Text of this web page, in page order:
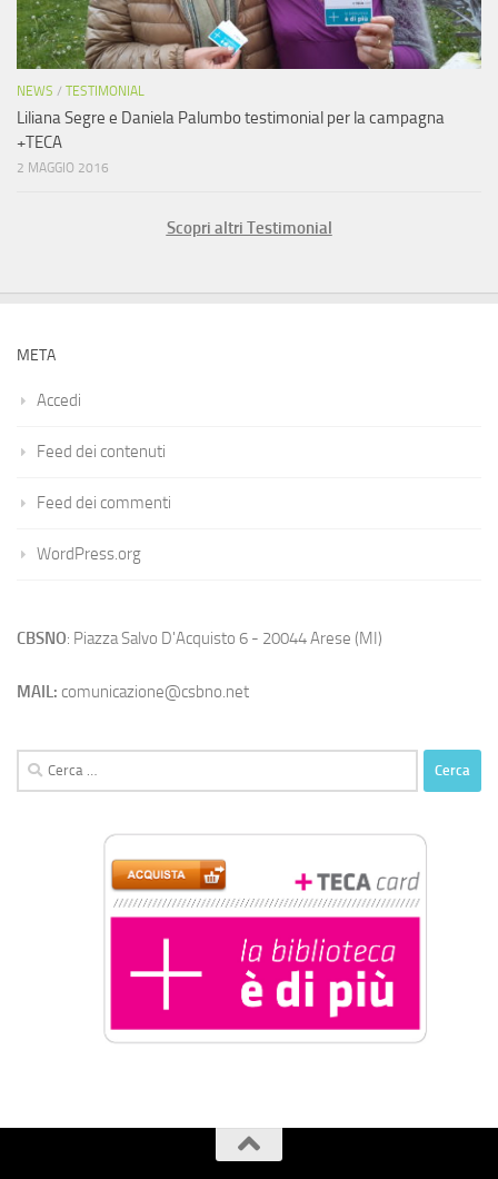
NEWS / TESTIMONIAL
Liliana Segre e Daniela Palumbo testimonial per la campagna
+TECA
2 MAGGIO 2016
Scopri altri Testimonial
META
Accedi
Feed dei contenuti
Feed dei commenti
WordPress.org
CBSNO: Piazza Salvo D'Acquisto 6 - 20044 Arese (MI)
MAIL: comunicazione@csbno.net
Ricerca
per: